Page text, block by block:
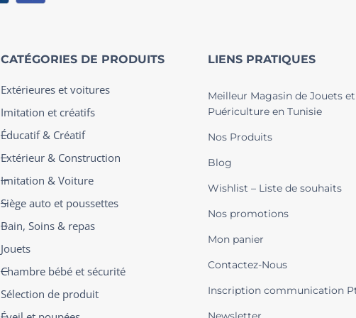
CATÉGORIES DE PRODUITS
Extérieures et voitures
Imitation et créatifs
Éducatif & Créatif
Extérieur & Construction
Imitation & Voiture
Siège auto et poussettes
Bain, Soins & repas
Jouets
Chambre bébé et sécurité
Sélection de produit
LIENS PRATIQUES
Meilleur Magasin de Jouets et
Puériculture en Tunisie
Nos Produits
Blog
Wishlist – Liste de souhaits
Nos promotions
Mon panier
Contactez-Nous
Inscription communication